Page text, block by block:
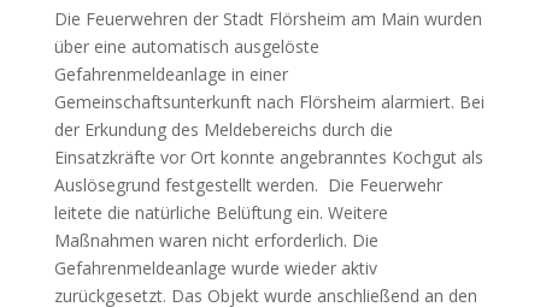
Die Feuerwehren der Stadt Flörsheim am Main wurden
über eine automatisch ausgelöste
Gefahrenmeldeanlage in einer
Gemeinschaftsunterkunft nach Flörsheim alarmiert. Bei
der Erkundung des Meldebereichs durch die
Einsatzkräfte vor Ort konnte angebranntes Kochgut als
Auslösegrund festgestellt werden. Die Feuerwehr
leitete die natürliche Belüftung ein. Weitere
Maßnahmen waren nicht erforderlich. Die
Gefahrenmeldeanlage wurde wieder aktiv
zurückgesetzt. Das Objekt wurde anschließend an den